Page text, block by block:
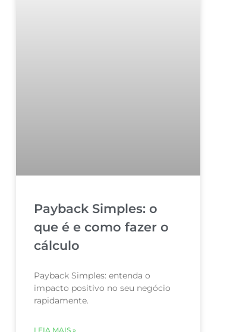
Payback Simples: o
que é e como fazer o
cálculo
Payback Simples: entenda o
impacto positivo no seu negócio
rapidamente.
LEIA MAIS »